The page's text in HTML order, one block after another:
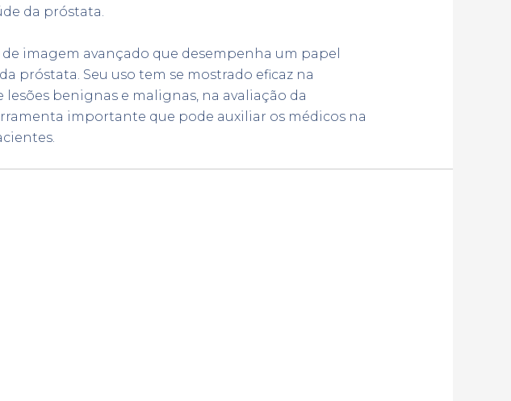
da próstata.
imagem avançado que desempenha um papel
próstata. Seu uso tem se mostrado eficaz na
benignas e malignas, na avaliação da
importante que pode auxiliar os médicos na